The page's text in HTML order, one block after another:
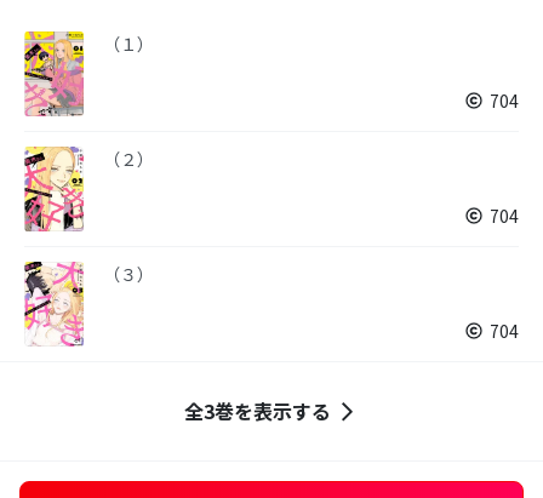
（１）
704
（２）
704
（３）
704
全3巻を表示する